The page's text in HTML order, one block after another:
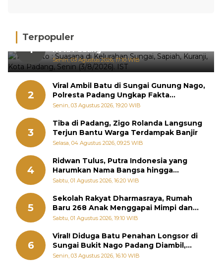
Terpopuler
1
Hujan Deras, 15 Titik Banjir Terdeteksi di
Kota Padang
Senin, 03 Agustus 2026, 17:10 WIB
2
Viral Ambil Batu di Sungai Gunung Nago,
Polresta Padang Ungkap Fakta
Sebenarnya
Senin, 03 Agustus 2026, 19:20 WIB
3
Tiba di Padang, Zigo Rolanda Langsung
Terjun Bantu Warga Terdampak Banjir
Selasa, 04 Agustus 2026, 09:25 WIB
4
Ridwan Tulus, Putra Indonesia yang
Harumkan Nama Bangsa hingga
Diabadikan dalam Buku Jepang
Sabtu, 01 Agustus 2026, 16:20 WIB
5
Sekolah Rakyat Dharmasraya, Rumah
Baru 268 Anak Menggapai Mimpi dan
Memutus Rantai Kemiskinan
Sabtu, 01 Agustus 2026, 19:10 WIB
6
Viral! Diduga Batu Penahan Longsor di
Sungai Bukit Nago Padang Diambil,
Warga Khawatir Bencana Terulang
Senin, 03 Agustus 2026, 16:10 WIB